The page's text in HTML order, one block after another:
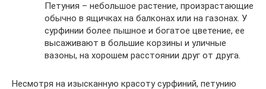
Петуния – небольшое растение, произрастающие
обычно в ящичках на балконах или на газонах. У
сурфинии более пышное и богатое цветение, ее
высаживают в большие корзины и уличные
вазоны, на хорошем расстоянии друг от друга.
Несмотря на изысканную красоту сурфиний, петунию